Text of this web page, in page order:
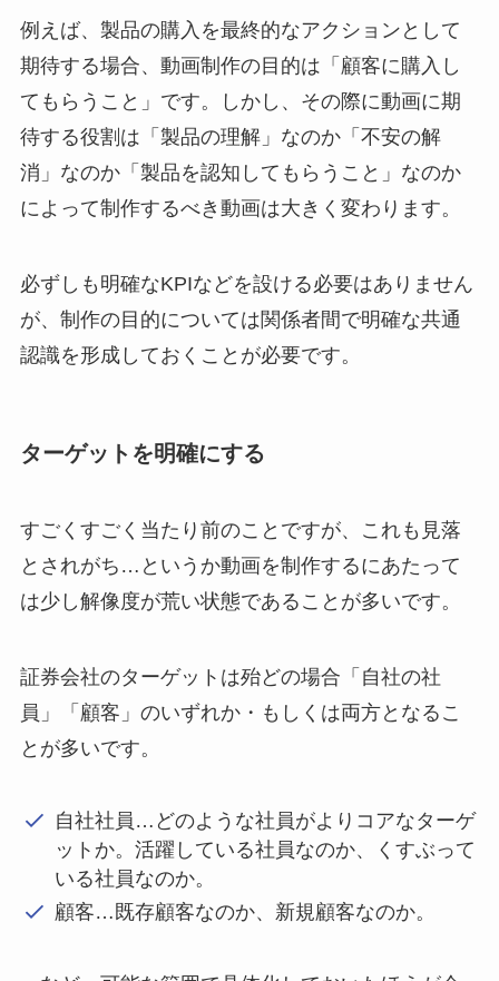
例えば、製品の購入を最終的なアクションとして
期待する場合、動画制作の目的は「顧客に購入し
てもらうこと」です。しかし、その際に動画に期
待する役割は「製品の理解」なのか「不安の解
消」なのか「製品を認知してもらうこと」なのか
によって制作するべき動画は大きく変わります。
必ずしも明確なKPIなどを設ける必要はありません
が、制作の目的については関係者間で明確な共通
認識を形成しておくことが必要です。
ターゲットを明確にする
すごくすごく当たり前のことですが、これも見落
とされがち…というか動画を制作するにあたって
は少し解像度が荒い状態であることが多いです。
証券会社のターゲットは殆どの場合「自社の社
員」「顧客」のいずれか・もしくは両方となるこ
とが多いです。
自社社員…どのような社員がよりコアなターゲ
ットか。活躍している社員なのか、くすぶって
いる社員なのか。
顧客…既存顧客なのか、新規顧客なのか。